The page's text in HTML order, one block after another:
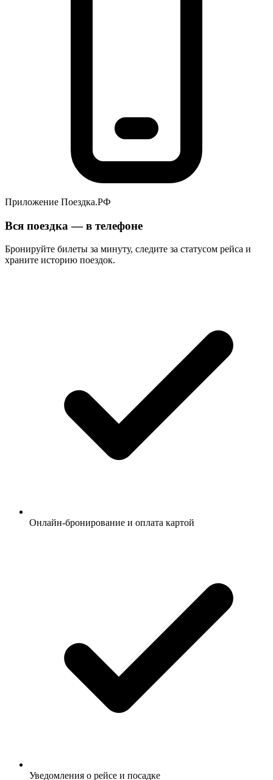
Приложение Поездка.РФ
Вся поездка — в телефоне
Бронируйте билеты за минуту, следите за статусом рейса и
храните историю поездок.
Онлайн-бронирование и оплата картой
Уведомления о рейсе и посадке